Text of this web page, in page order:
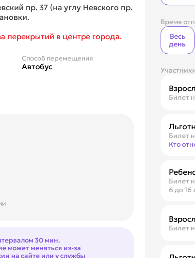
Время
Весь
день
Билет
Билет
Кто
Билет
6 до 16
Билет
пр. 37 (на углу Невского пр.
перекрытий в центре города.
Способ перемещения
Автобус
30 мин.
может меняться из-за
на сайте или у службы